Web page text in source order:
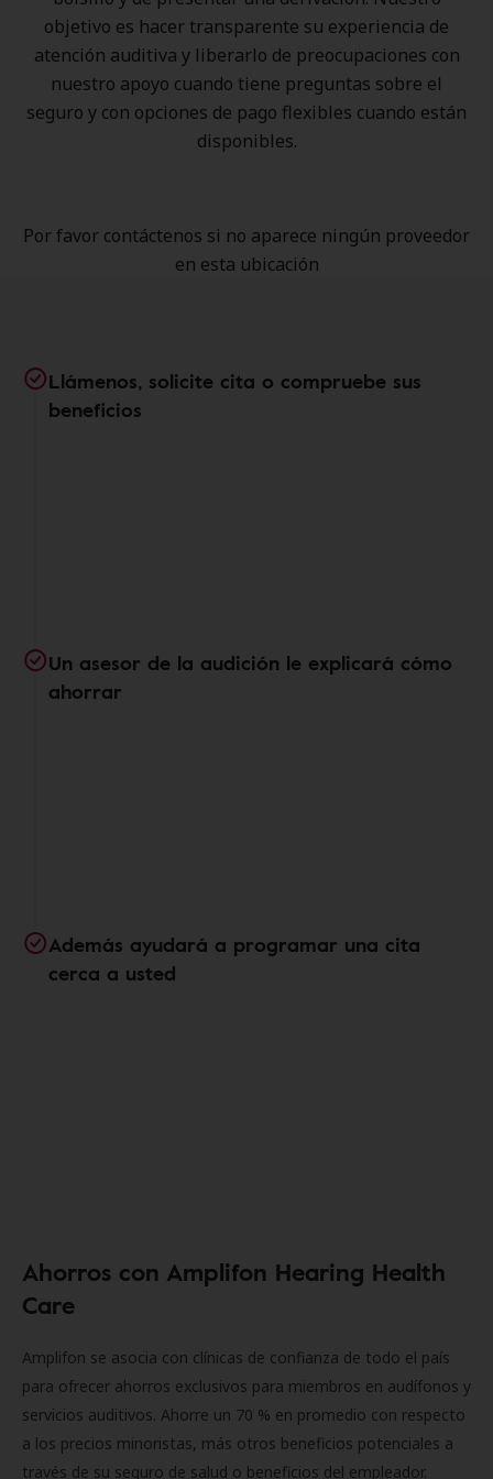
objetivo es hacer transparente su experiencia de
atención auditiva y liberarlo de preocupaciones con
nuestro apoyo cuando tiene preguntas sobre el
seguro y con opciones de pago flexibles cuando están
disponibles.
Por favor contáctenos si no aparece ningún proveedor
en esta ubicación
Llámenos, solicite cita o compruebe sus
beneficios
Un asesor de la audición le explicará cómo
ahorrar
Además ayudará a programar una cita
cerca a usted
Ahorros con Amplifon Hearing Health
Care
Amplifon se asocia con clínicas de confianza de todo el país
para ofrecer ahorros exclusivos para miembros en audífonos y
servicios auditivos. Ahorre un 70 % en promedio con respecto
a los precios minoristas, más otros beneficios potenciales a
través de su seguro de salud o beneficios del empleador.